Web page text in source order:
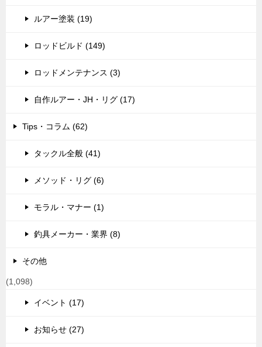
ルアー塗装 (19)
ロッドビルド (149)
ロッドメンテナンス (3)
自作ルアー・JH・リグ (17)
Tips・コラム (62)
タックル全般 (41)
メソッド・リグ (6)
モラル・マナー (1)
釣具メーカー・業界 (8)
その他
(1,098)
イベント (17)
お知らせ (27)